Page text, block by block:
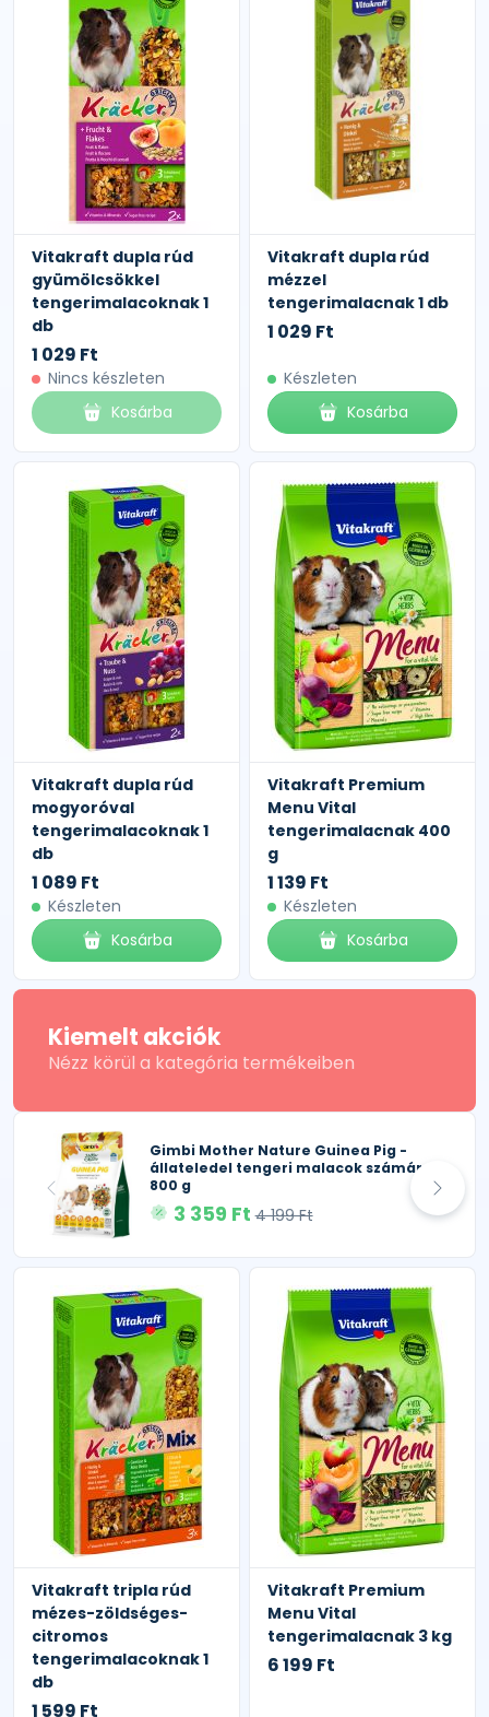
Vitakraft dupla rúd
gyümölcsökkel
tengerimalacoknak 1
db
1 029 Ft
Nincs készleten
Kosárba
Vitakraft dupla rúd
mézzel
tengerimalacnak 1 db
1 029 Ft
Készleten
Kosárba
Vitakraft dupla rúd
mogyoróval
tengerimalacoknak 1
db
1 089 Ft
Készleten
Kosárba
Vitakraft Premium
Menu Vital
tengerimalacnak 400
g
1 139 Ft
Készleten
Kosárba
Kiemelt akciók
Nézz körül a kategória termékeiben
Gimbi Mother Nature Guinea Pig -
állateledel tengeri malacok számára
800 g
3 359 Ft4 199 Ft
Vitakraft tripla rúd
mézes-zöldséges-
citromos
tengerimalacoknak 1
db
1 599 Ft
Vitakraft Premium
Menu Vital
tengerimalacnak 3 kg
6 199 Ft